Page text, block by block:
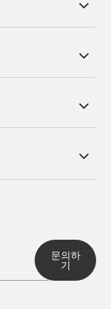
문의하
기